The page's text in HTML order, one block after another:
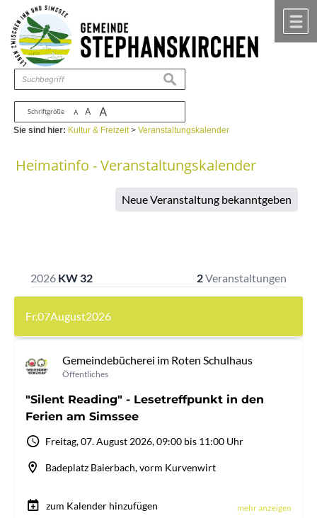
Zum Inhalt ,zur Navigation
Schriftgröße A A A
suchen
Sie sind hier: Kultur & Freizeit>Veranstaltungskalender
Heimatinfo - Veranstaltungskalender